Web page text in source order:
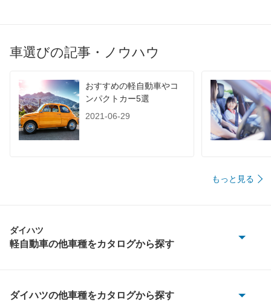
車選びの記事・ノウハウ
おすすめの軽自動車やコ
ンパクトカー5選
2021-06-29
もっと見る
ダイハツ
軽自動車の他車種をカタログから探す
アトレーワゴン
ダイハツの他車種をカタログから探す